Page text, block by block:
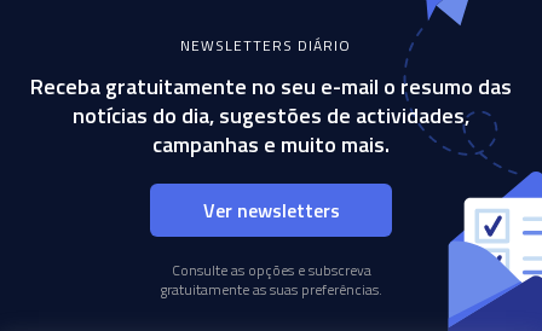
NEWSLETTERS DIÁRIO
Receba gratuitamente no seu e-mail o resumo das
notícias do dia, sugestões de actividades,
campanhas e muito mais.
Ver newsletters
Consulte as opções e subscreva
gratuitamente as suas preferências.